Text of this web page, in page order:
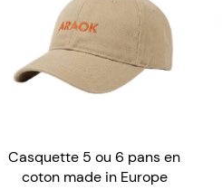
Casquette 5 ou 6 pans en
coton made in Europe